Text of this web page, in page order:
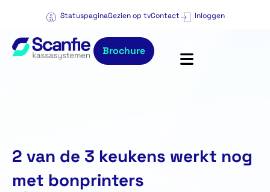
StatuspaginaGezien op tvContact Inloggen
Brochure
2 van de 3 keukens werkt nog
met bonprinters